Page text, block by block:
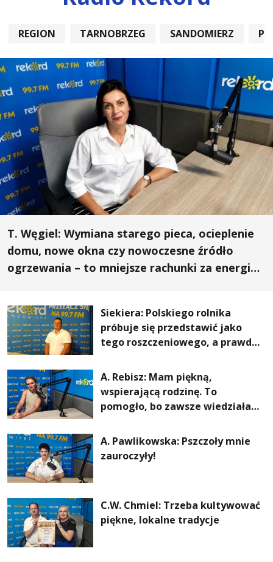
REGION TARNOBRZEG SANDOMIERZ
T. Węgiel: Wymiana starego pieca, ocieplenie
domu, nowe okna czy nowoczesne źródło
ogrzewania – to mniejsze rachunki za energię,
Siekiera: Polskiego rolnika
próbuje się przedstawić jako
tego roszczeniowego, a prawda
A. Rebisz: Mam piękną,
wspierającą rodzinę. To
pomogło, bo zawsze wiedziałam,
najważniejsza
A. Pawlikowska: Pszczoły mnie
zauroczyły!
C.W. Chmiel: Trzeba kultywować
piękne, lokalne tradycje